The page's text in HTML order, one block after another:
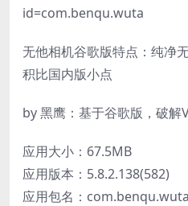
id=com.benqu.wuta
无他相机谷歌版特点：纯净
积比国内版小点
by 黑鹰：基于谷歌版，破解
应用大小：67.5MB
应用版本：5.8.2.138(582)
应用包名：com.benqu.wuta